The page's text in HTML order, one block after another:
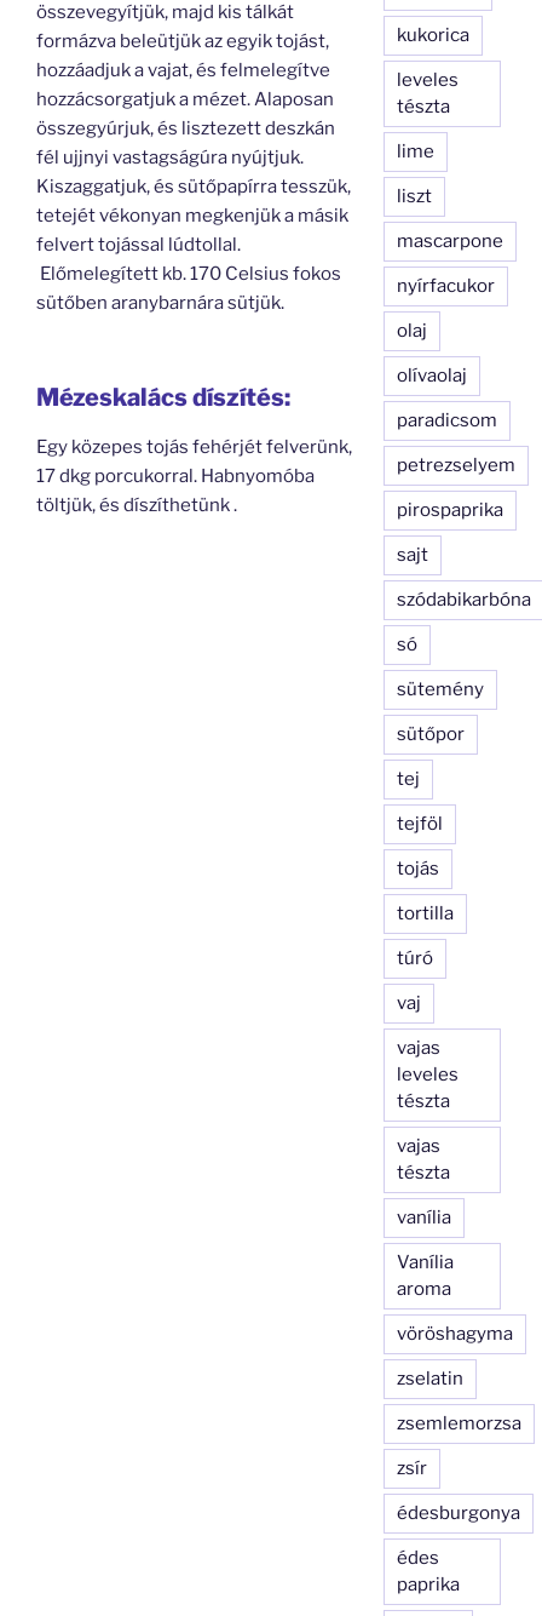
összevegyítjük, majd kis tálkát
formázva beleütjük az egyik tojást,
hozzáadjuk a vajat, és felmelegítve
hozzácsorgatjuk a mézet. Alaposan
összegyúrjuk, és lisztezett deszkán
fél ujjnyi vastagságúra nyújtjuk.
Kiszaggatjuk, és sütőpapírra tesszük,
tetejét vékonyan megkenjük a másik
felvert tojással lúdtollal.
Előmelegített kb. 170 Celsius fokos
sütőben aranybarnára sütjük.
Mézeskalács díszítés:
Egy közepes tojás fehérjét felverünk,
17 dkg porcukorral. Habnyomóba
töltjük, és díszíthetünk .
kukorica
leveles
tészta
lime
liszt
mascarpone
nyírfacukor
olaj
olívaolaj
paradicsom
petrezselyem
pirospaprika
sajt
szódabikarbóna
só
sütemény
sütőpor
tej
tejföl
tojás
tortilla
túró
vaj
vajas
leveles
tészta
vajas
tészta
vanília
Vanília
aroma
vöröshagyma
zselatin
zsemlemorzsa
zsír
édesburgonya
édes
paprika